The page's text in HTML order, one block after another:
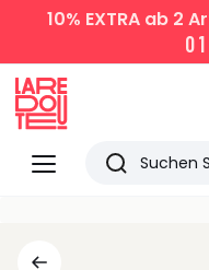
10% EXTRAab 2
01
Menü
Redoute
Suchen